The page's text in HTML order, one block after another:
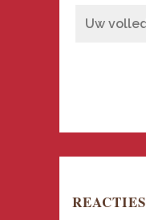
REACTIES